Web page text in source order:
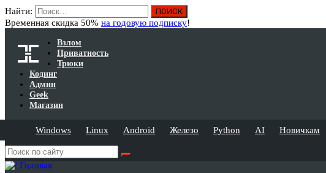
Найти:
Временная скидка 50% на годовую подписку!
Взлом
Приватность
Трюки
Кодинг
Админ
Geek
Магазин
Windows Linux Android Железо Python AI Новичкам
Годовая